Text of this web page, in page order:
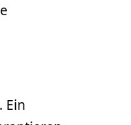
Ein